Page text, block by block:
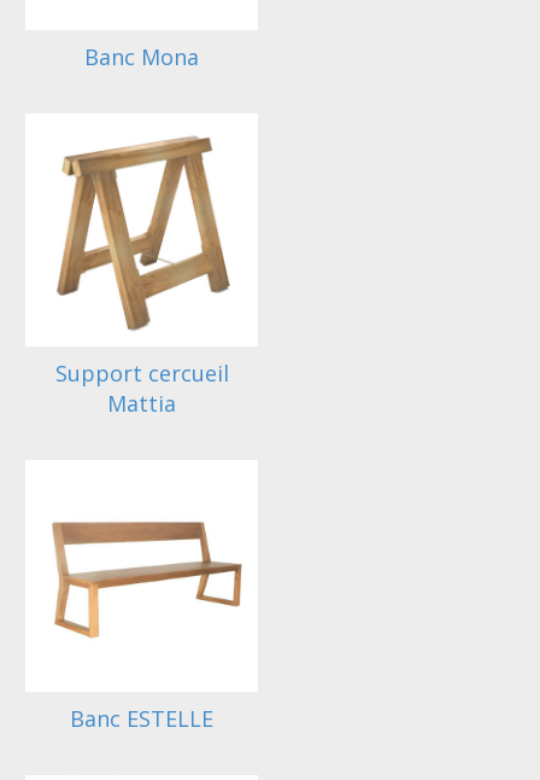
Banc Mona
Support cercueil
Mattia
Banc ESTELLE